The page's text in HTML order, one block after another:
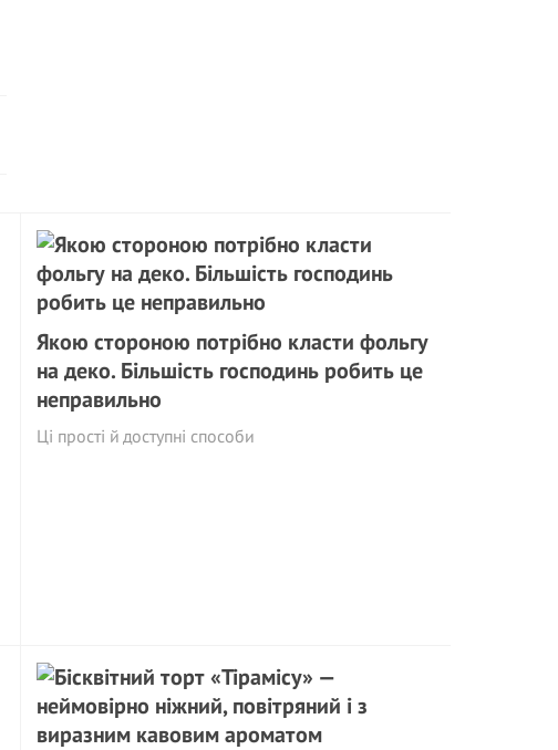
Якою стороною потрібно класти фольгу
на деко. Більшість господинь робить це
неправильно
Ці прості й доступні способи